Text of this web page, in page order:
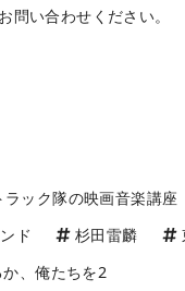
問い合わせください。
ック隊の映画音楽講座
ド 杉田雷麟
、俺たちを2